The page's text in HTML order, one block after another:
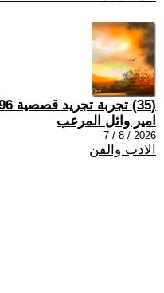
(35) تجربة تجريد قصصية 1996
امير وائل المرعب
2026 / 8 / 7
الادب والفن